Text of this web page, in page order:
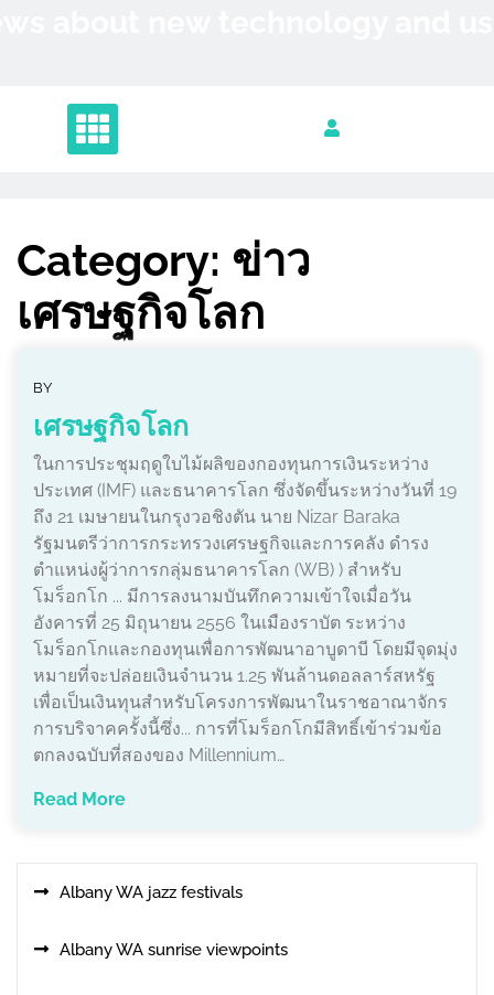
Category: ข่าว
เศรษฐกิจโลก
BY
เศรษฐกิจโลก
ในการประชุมฤดูใบไม้ผลิของกองทุนการเงินระหว่าง
ประเทศ (IMF) และธนาคารโลก ซึ่งจัดขึ้นระหว่างวันที่ 19
ถึง 21 เมษายนในกรุงวอชิงตัน นาย Nizar Baraka
รัฐมนตรีว่าการกระทรวงเศรษฐกิจและการคลัง ดำรง
ตำแหน่งผู้ว่าการกลุ่มธนาคารโลก (WB) ) สำหรับ
โมร็อกโก ... มีการลงนามบันทึกความเข้าใจเมื่อวัน
อังคารที่ 25 มิถุนายน 2556 ในเมืองราบัต ระหว่าง
โมร็อกโกและกองทุนเพื่อการพัฒนาอาบูดาบี โดยมีจุดมุ่ง
หมายที่จะปล่อยเงินจำนวน 1.25 พันล้านดอลลาร์สหรัฐ
เพื่อเป็นเงินทุนสำหรับโครงการพัฒนาในราชอาณาจักร
การบริจาคครั้งนี้ซึ่ง... การที่โมร็อกโกมีสิทธิ์เข้าร่วมข้อ
ตกลงฉบับที่สองของ Millennium…
Read More
Albany WA jazz festivals
Albany WA sunrise viewpoints